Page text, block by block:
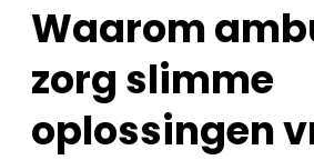
Waarom
zorg slimme
oplossingen